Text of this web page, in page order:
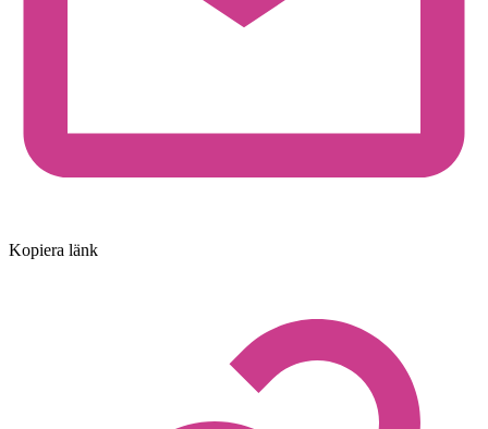
Kopiera länk